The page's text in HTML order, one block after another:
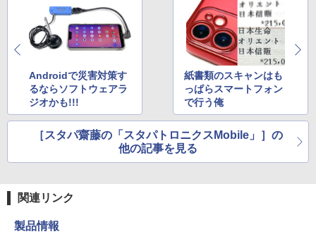
Androidで災害対策す
るならソフトウェアラ
ジオかも!!!
紙書類のスキャンはも
っぱらスマートフォン
で行う俺
［スタパ齋藤の「スタパトロニクスMobile」］の
他の記事を見る
関連リンク
製品情報